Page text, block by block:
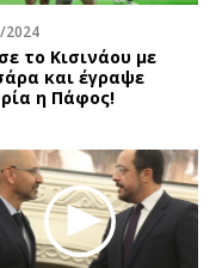
Hill
εργασία
εργασίας
2024
το Κισινάου με
και έγραψε
η Πάφος!